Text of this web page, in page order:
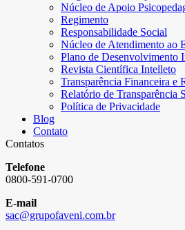
Núcleo de Apoio
Regimento
Responsabilidade Social
Núcleo de Atendimento ao
Plano de Desenvolvimento
Revista Científica Intelleto
Transparência Financeira e
Relatório de Transparência
Política de Privacidade
Blog
Contato
Contatos
Telefone
0800-591-0700
E-mail
sac@grupofaveni.com.br